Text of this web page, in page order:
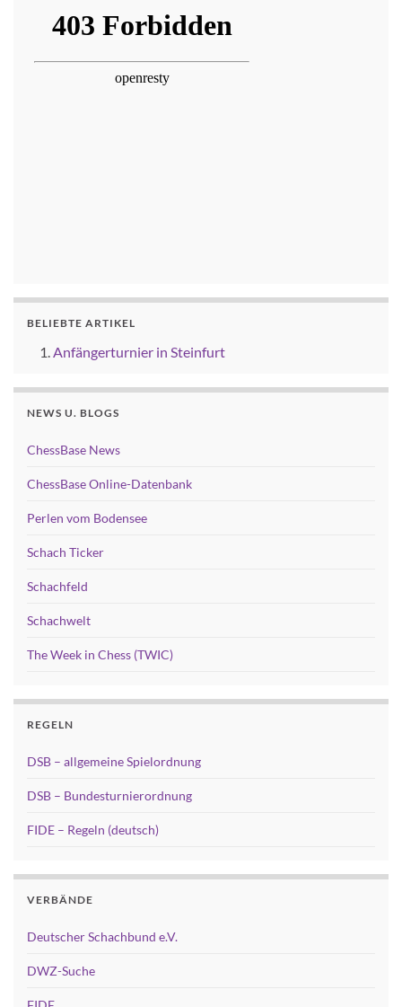
BELIEBTE ARTIKEL
Anfängerturnier in Steinfurt
NEWS U. BLOGS
ChessBase News
ChessBase Online-Datenbank
Perlen vom Bodensee
Schach Ticker
Schachfeld
Schachwelt
The Week in Chess (TWIC)
REGELN
DSB – allgemeine Spielordnung
DSB – Bundesturnierordnung
FIDE – Regeln (deutsch)
VERBÄNDE
Deutscher Schachbund e.V.
DWZ-Suche